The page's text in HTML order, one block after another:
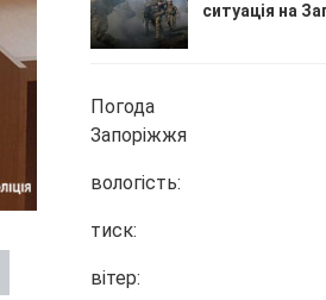
ситуація на
Погода
Запоріжжя
вологість:
тиск:
вітер: